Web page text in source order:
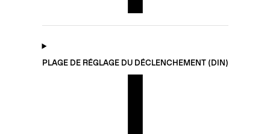
PLAGE DE RÉGLAGE DU DÉCLENCHEMENT (DIN)